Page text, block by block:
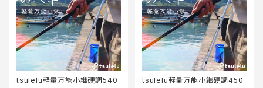
tsulelu軽量万能小継硬調540 tsulelu軽量万能小継硬調450